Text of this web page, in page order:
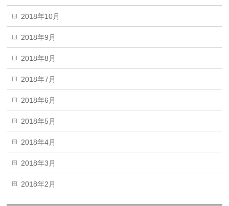
2018年10月
2018年9月
2018年8月
2018年7月
2018年6月
2018年5月
2018年4月
2018年3月
2018年2月